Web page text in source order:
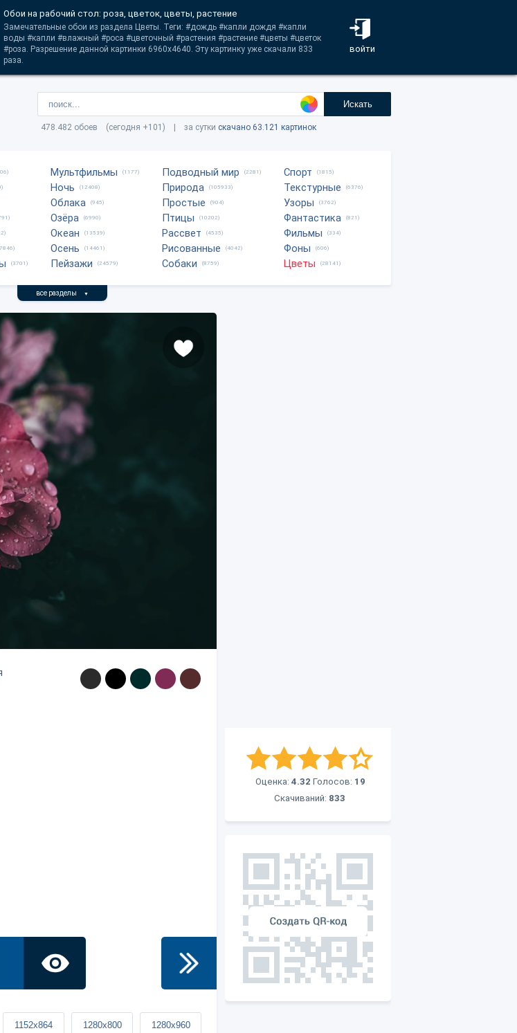
войти
Обои на рабочий стол: роза, цветок, цветы, растение
Замечательные обои из раздела Цветы. Теги: #дождь #капли дождя #капли
воды #капли #влажный #роса #цветочный #растения #растение #цветы #цветок
#роза. Разрешение данной картинки 6960x4640. Эту картинку уже скачали 833
раза.
Искать
478.482 обоев (сегодня +101) | за сутки скачано 63.121 картинок
(3701)
Мультфильмы (1177)
Ночь (12408)
Облака (945)
Озёра (6990)
Океан (13539)
Осень (14461)
Пейзажи (24579)
Подводный мир (2281)
Природа (105933)
Простые (904)
Птицы (10202)
Рассвет (4535)
Рисованные (4042)
Собаки (8759)
Спорт (1815)
Текстурные (6376)
Узоры (3762)
Фантастика (821)
Фильмы (334)
Фоны (606)
Цветы (28141)
все разделы ▼
Оценка: 4.32 Голосов: 19
Скачиваний: 833
1152x864 1280x800 1280x960